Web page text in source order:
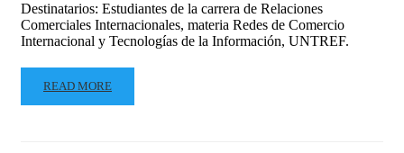
Destinatarios: Estudiantes de la carrera de Relaciones
Comerciales Internacionales, materia Redes de Comercio
Internacional y Tecnologías de la Información, UNTREF.
READ MORE